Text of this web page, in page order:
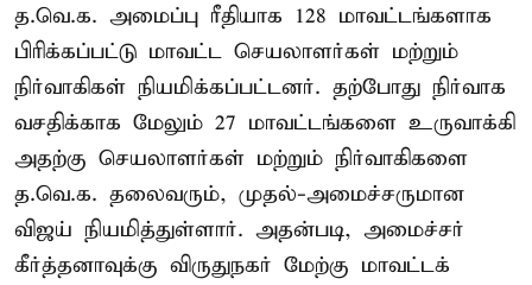
த.வெ.க. அமைப்பு ரீதியாக 128 மாவட்டங்களாக
பிரிக்கப்பட்டு மாவட்ட செயலாளர்கள் மற்றும்
நிர்வாகிகள் நியமிக்கப்பட்டனர். தற்போது நிர்வாக
வசதிக்காக மேலும் 27 மாவட்டங்களை உருவாக்கி
அதற்கு செயலாளர்கள் மற்றும் நிர்வாகிகளை
த.வெ.க. தலைவரும், முதல்-அமைச்சருமான
விஜய் நியமித்துள்ளார். அதன்படி, அமைச்சர்
கீர்த்தனாவுக்கு விருதுநகர் மேற்கு மாவட்டக்